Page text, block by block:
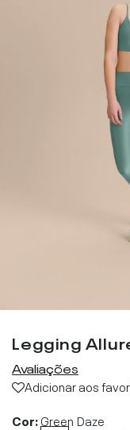
Legging
Avaliações
Adicionar aos
Cor:Green Daze